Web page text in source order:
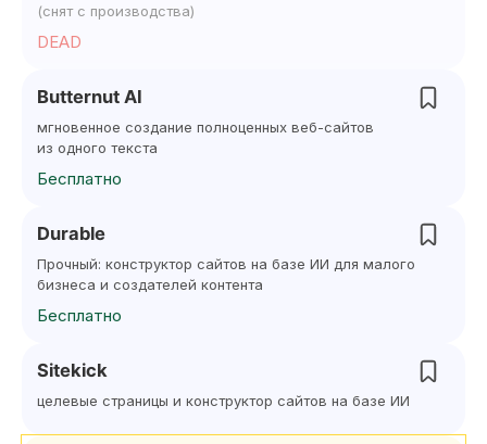
(снят с производства)
DEAD
Butternut AI
мгновенное создание полноценных веб-сайтов
из одного текста
Бесплатно
Durable
Прочный: конструктор сайтов на базе ИИ для малого
бизнеса и создателей контента
Бесплатно
Sitekick
целевые страницы и конструктор сайтов на базе ИИ